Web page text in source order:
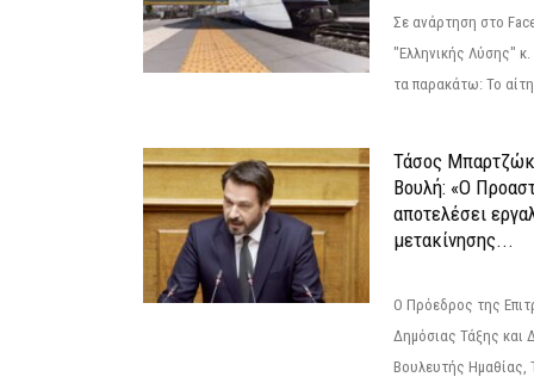
Σε ανάρτηση στο
"Ελληνικής Λύσης"
τα παρακάτω: Το
Τάσος
Βουλή: «Ο
αποτελέσει
μετακίνησης...
Ο Πρόεδρος της
Δημόσιας Τάξης και
Βουλευτής